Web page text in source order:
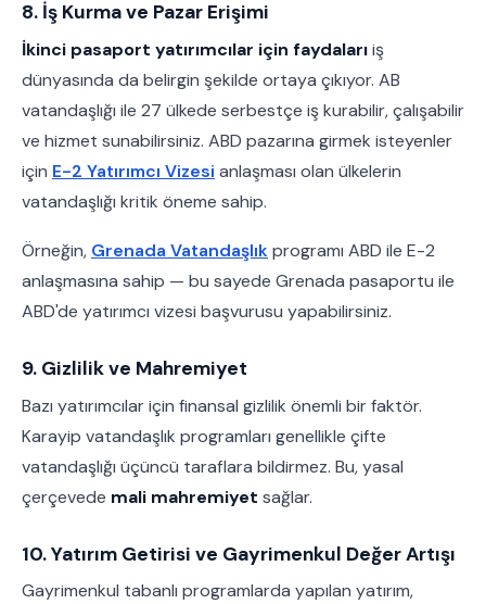
8. İş Kurma ve Pazar Erişimi
İkinci pasaport yatırımcılar için faydalarıiş
dünyasında da belirgin şekilde ortaya çıkıyor. AB
vatandaşlığı ile 27 ülkede serbestçe iş kurabilir, çalışabilir
ve hizmet sunabilirsiniz. ABD pazarına girmek isteyenler
için E-2 Yatırımcı Vizesi anlaşması olan ülkelerin
vatandaşlığı kritik öneme sahip.
Örneğin, Grenada Vatandaşlıkprogramı ABD ile E-2
anlaşmasına sahip — bu sayede Grenada pasaportu ile
ABD'de yatırımcı vizesi başvurusu yapabilirsiniz.
9. Gizlilik ve Mahremiyet
Bazı yatırımcılar için finansal gizlilik önemli bir faktör.
Karayip vatandaşlık programları genellikle çifte
vatandaşlığı üçüncü taraflara bildirmez. Bu, yasal
çerçevede mali mahremiyet sağlar.
10. Yatırım Getirisi ve Gayrimenkul Değer Artışı
Gayrimenkul tabanlı programlarda yapılan yatırım,